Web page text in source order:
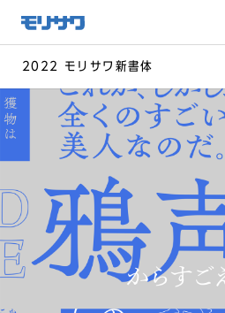
メ
ニュー
飛ばし
へ移動
2022 モリサワ新書体